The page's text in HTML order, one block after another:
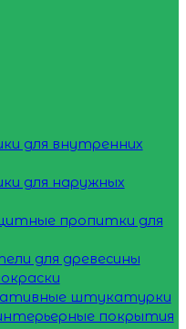
для внутренних
для наружных
пропитки для
для древесины
штукатурки
покрытия